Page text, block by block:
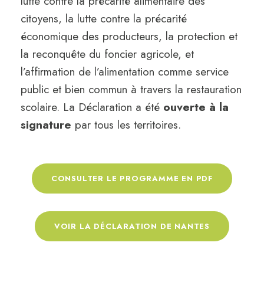
citoyens, la lutte contre la précarité
économique des producteurs, la protection et
la reconquête du foncier agricole, et
l’affirmation de l’alimentation comme service
public et bien commun à travers la restauration
scolaire. La Déclaration a été ouverte à la
signature par tous les territoires.
CONSULTER LE PROGRAMME EN PDF
VOIR LA DÉCLARATION DE NANTES